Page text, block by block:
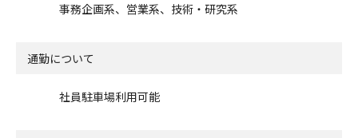
事務企画系、営業系、技術・研究系
通勤について
社員駐車場利用可能